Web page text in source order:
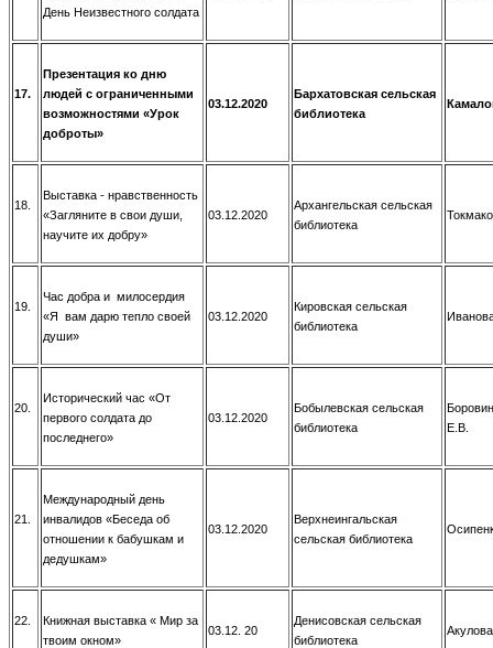
День Неизвестного солдата
17.
Презентация ко дню
людей с ограниченными
возможностями «Урок
доброты»
03.12.2020
Бархатовская сельская
библиотека
18.
Выставка - нравственность
«Загляните в свои души,
научите их добру»
03.12.2020
Архангельская сельская
библиотека
19.
Час добра и милосердия
«Я вам дарю тепло своей
души»
03.12.2020
Кировская сельская
библиотека
20.
Исторический час «От
первого солдата до
последнего»
03.12.2020
Бобылевская сельская
библиотека
Е.В.
21.
Международный день
инвалидов «Беседа об
отношении к бабушкам и
дедушкам»
03.12.2020
Верхнеингальская
сельская библиотека
22.
Книжная выставка « Мир за
твоим окном»
03.12. 20
Денисовская сельская
библиотека